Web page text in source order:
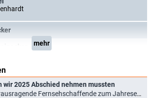
mehr
wir 2025 Abschied nehmen mussten
Fernsehschaffende zum Jahresende (31.12.2025)